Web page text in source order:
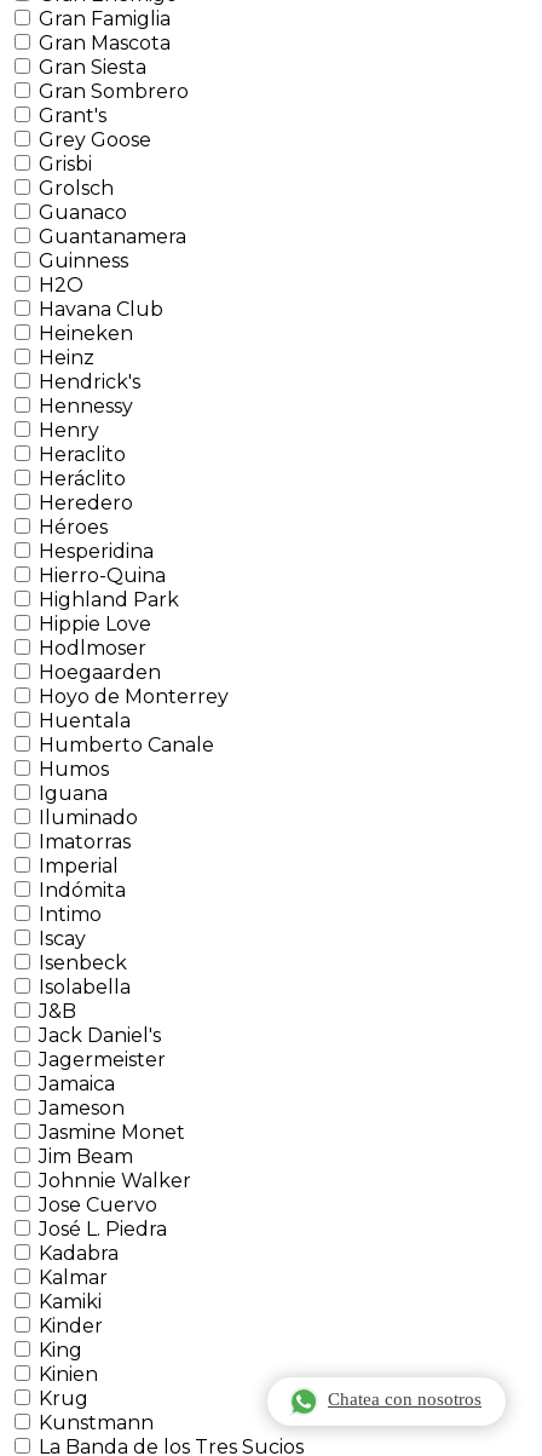
Chatea con nosotros
Gran Famiglia
Gran Mascota
Gran Siesta
Gran Sombrero
Grant's
Grey Goose
Grisbi
Grolsch
Guanaco
Guantanamera
Guinness
H2O
Havana Club
Heineken
Heinz
Hendrick's
Hennessy
Henry
Heraclito
Heráclito
Heredero
Héroes
Hesperidina
Hierro-Quina
Highland Park
Hippie Love
Hodlmoser
Hoegaarden
Hoyo de Monterrey
Huentala
Humberto Canale
Humos
Iguana
Iluminado
Imatorras
Imperial
Indómita
Intimo
Iscay
Isenbeck
Isolabella
J&B
Jack Daniel's
Jagermeister
Jamaica
Jameson
Jasmine Monet
Jim Beam
Johnnie Walker
Jose Cuervo
José L. Piedra
Kadabra
Kalmar
Kamiki
Kinder
King
Kinien
Krug
Kunstmann
La Banda de los Tres Sucios